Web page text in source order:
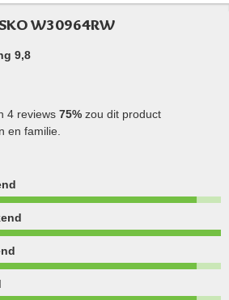
W30964RW
9,8
4 reviews 75% zou dit product
en familie.